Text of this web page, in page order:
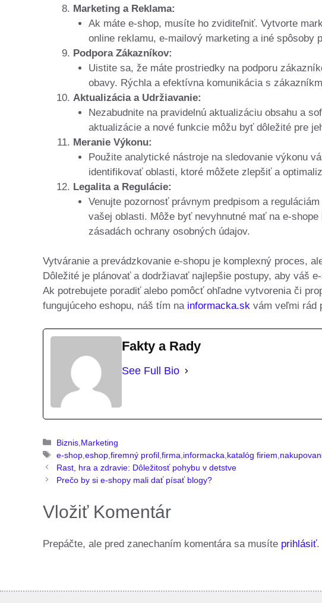
Marketing a Reklama:
Ak máte e-shop, musíte ho zviditeľniť. Vytvorte
online reklamu, e-mailový marketing a iné spôsoby
Podpora Zákazníkov:
Uistite sa, že máte prostriedky na podporu
obavy. Rýchla a efektívna komunikácia s
Aktualizácia a Udržiavanie:
Nezabudnite na pravidelnú aktualizáciu obsahu a
aktualizácie a nové funkcie môžu byť dôležité pre
Meranie Výkonu:
Použite analytické nástroje na sledovanie výkonu
identifikovať oblasti, ktoré môžete zlepšiť a
Legalita a Regulácie:
Venujte pozornosť právnym predpisom a
vašej oblasti. Môže byť nevyhnutné mať na e-
zásadách ochrany osobných údajov.
Vytváranie a prevádzkovanie e-shopu je komplexný proces,
Dôležité je plánovať a dodržiavať najlepšie postupy, aby váš
Ak potrebujete poradiť alebo pomôcť ohľadne vytvorenia či
fungujúceho eshopu, náš tím na informacka.sk vám veľmi rád
Fakty a Rady
See Full Bio
Kategórie
Biznis Marketing
Značky
e-shop ,eshop ,firemný profil ,firma informacka katalóg firiem
Rast, hra a zdravie: Dôležitosť pohybu v detstve
Prečo by si e-shopy mali dať písať blogy?
Vložiť Komentár
Prepáčte, ale pred zanechaním komentára sa musíte prihlásiť.